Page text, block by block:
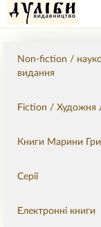
Non-fiction /
видання
Fiction / Художня
Книги Марини
Серії
Електронні книги